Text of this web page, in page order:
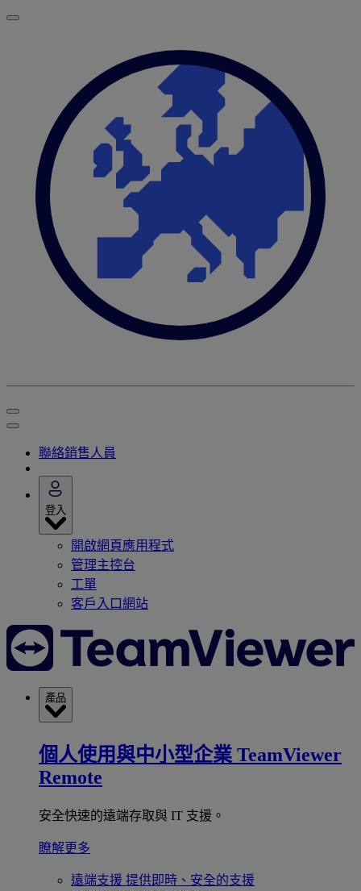
聯絡銷售人員
登入
開啟網頁應用程式
管理主控台
工單
客戶入口網站
產品
個人使用與中小型企業 TeamViewer
Remote
安全快速的遠端存取與 IT 支援。
瞭解更多
遠端支援 提供即時、安全的支援